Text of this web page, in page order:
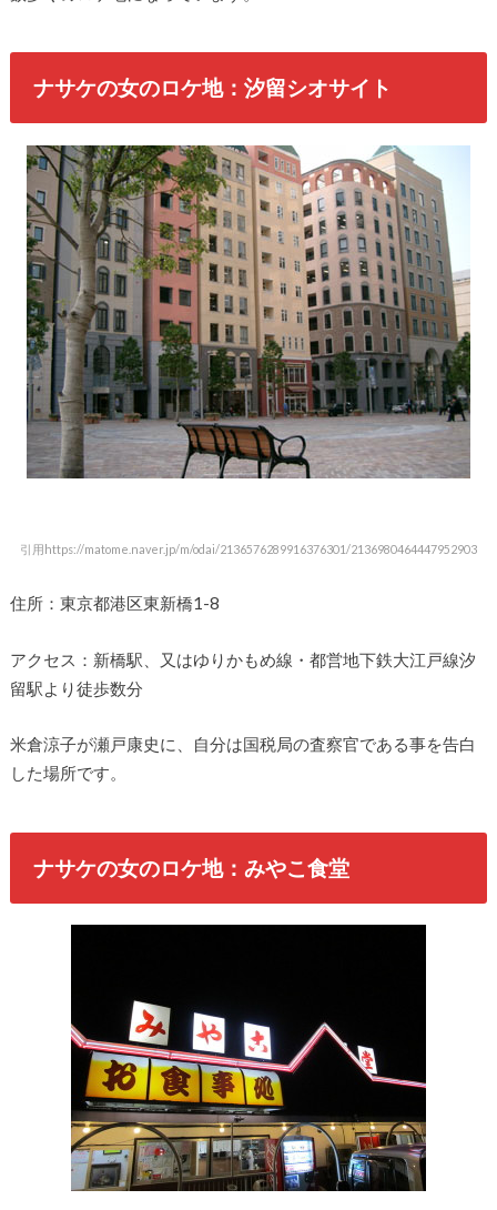
ナサケの女のロケ地：汐留シオサイト
引用https://matome.naver.jp/m/odai/2136576289916376301/2136980464447952903
住所：東京都港区東新橋1-8
アクセス：新橋駅、又はゆりかもめ線・都営地下鉄大江戸線汐
留駅より徒歩数分
米倉涼子が瀬戸康史に、自分は国税局の査察官である事を告白
した場所です。
ナサケの女のロケ地：みやこ食堂